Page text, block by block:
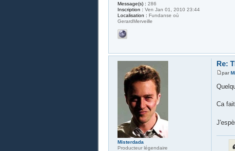
Message(s) : 286
Inscription : Ven Jan 01, 2010 23:44
Localisation : Fundanse où
GerardMerveille
Re:
par
Ca
Misterdada
Producteur légendaire